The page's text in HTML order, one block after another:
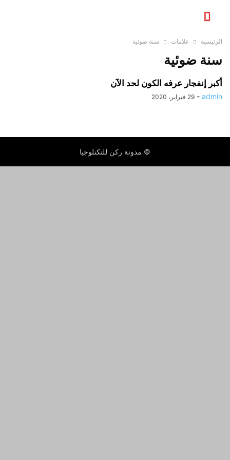
الرئيسية علامات سنة ضوئية
سنة ضوئية
أكبر إنفجار عرفه الكون لحد الآن
admin
- 29 فبراير، 2020
© مدونة ركن للتكنلوجيا